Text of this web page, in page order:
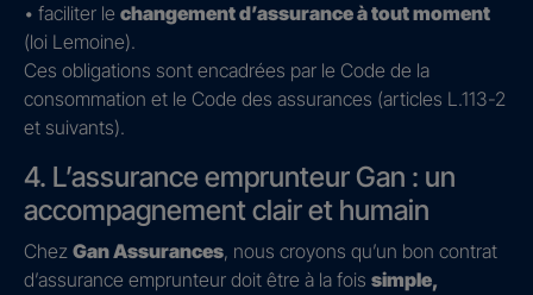
• faciliter le changement d’assurance à tout moment
(loi Lemoine).
Ces obligations sont encadrées par le Code de la
consommation et le Code des assurances (articles L.113-2
et suivants).
4. L’assurance emprunteur Gan : un
accompagnement clair et humain
Chez Gan Assurances, nous croyons qu’un bon contrat
d’assurance emprunteur doit être à la fois simple,